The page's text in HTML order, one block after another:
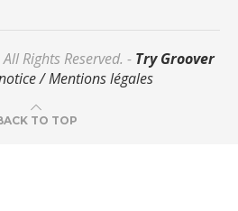
Rights Reserved. - Try Groover
/ Mentions légales
TO TOP